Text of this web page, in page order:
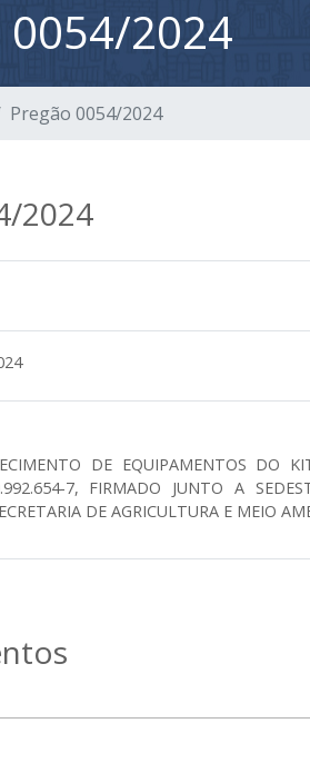
0054/2024
Pregão 0054/2024
2024
DE EQUIPAMENTOS DO
7, FIRMADO JUNTO A
DE AGRICULTURA E MEIO